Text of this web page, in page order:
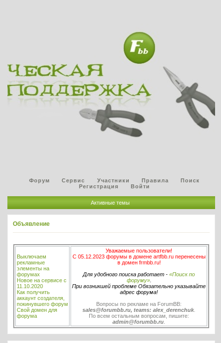
Форум Сервис Участники Правила
Поиск
Регистрация
Войти
Активные темы
Объявление
Выключаем
рекламные
элементы на
форумах
Новое на сервисе с
11.10.2020
Как получить
аккаунт создателя,
покинувшего форум
Свой домен для
форума
Уважаемые пользователи!
С 05.12.2023 форумы в домене artfbb.ru перенесены
в домен frmbb.ru!
Для удобного поиска работает - «Поиск по
форуму».
При возникшей проблеме Обязательно указывайте
адрес форума!
Вопросы по рекламе на ForumBB:
sales@forumbb.ru, teams: alex_derenchuk
По всем остальным вопросам, пишите:
admin@forumbb.ru